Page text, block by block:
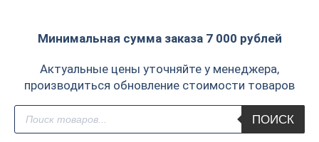
Минимальная сумма заказа 7 000 рублей
Актуальные цены уточняйте у менеджера,
производиться обновление стоимости товаров
Поиск
товаров
ПОИСК